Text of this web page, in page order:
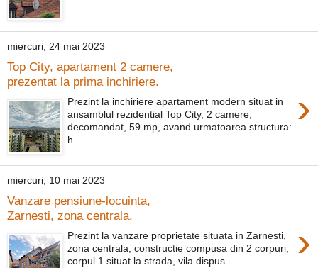
miercuri, 24 mai 2023
Top City, apartament 2 camere,
prezentat la prima inchiriere.
›
Prezint la inchiriere apartament modern situat in
ansamblul rezidential Top City, 2 camere,
decomandat, 59 mp, avand urmatoarea structura:
h...
miercuri, 10 mai 2023
Vanzare pensiune-locuinta,
Zarnesti, zona centrala.
›
Prezint la vanzare proprietate situata in Zarnesti,
zona centrala, constructie compusa din 2 corpuri,
corpul 1 situat la strada, vila dispus...